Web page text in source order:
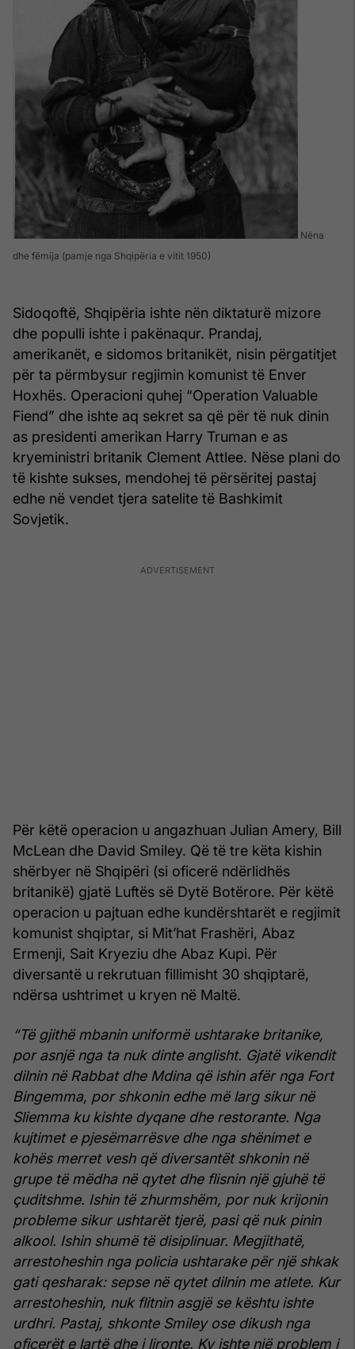
Nëna
dhe fëmija (pamje nga Shqipëria e vitit 1950)
Sidoqoftë, Shqipëria ishte nën diktaturë mizore
dhe populli ishte i pakënaqur. Prandaj,
amerikanët, e sidomos britanikët, nisin përgatitjet
për ta përmbysur regjimin komunist të Enver
Hoxhës. Operacioni quhej “Operation Valuable
Fiend” dhe ishte aq sekret sa që për të nuk dinin
as presidenti amerikan Harry Truman e as
kryeministri britanik Clement Attlee. Nëse plani do
të kishte sukses, mendohej të përsëritej pastaj
edhe në vendet tjera satelite të Bashkimit
Sovjetik.
Për këtë operacion u angazhuan Julian Amery, Bill
McLean dhe David Smiley. Që të tre këta kishin
shërbyer në Shqipëri (si oficerë ndërlidhës
britanikë) gjatë Luftës së Dytë Botërore. Për këtë
operacion u pajtuan edhe kundërshtarët e regjimit
komunist shqiptar, si Mit’hat Frashëri, Abaz
Ermenji, Sait Kryeziu dhe Abaz Kupi. Për
diversantë u rekrutuan fillimisht 30 shqiptarë,
ndërsa ushtrimet u kryen në Maltë.
“Të gjithë mbanin uniformë ushtarake britanike,
por asnjë nga ta nuk dinte anglisht. Gjatë vikendit
dilnin në Rabbat dhe Mdina që ishin afër nga Fort
Bingemma, por shkonin edhe më larg sikur në
Sliemma ku kishte dyqane dhe restorante. Nga
kujtimet e pjesëmarrësve dhe nga shënimet e
kohës merret vesh që diversantët shkonin në
grupe të mëdha në qytet dhe flisnin një gjuhë të
çuditshme. Ishin të zhurmshëm, por nuk krijonin
probleme sikur ushtarët tjerë, pasi që nuk pinin
alkool. Ishin shumë të disiplinuar. Megjithatë,
arrestoheshin nga policia ushtarake për një shkak
gati qesharak: sepse në qytet dilnin me atlete. Kur
arrestoheshin, nuk flitnin asgjë se kështu ishte
urdhri. Pastaj, shkonte Smiley ose dikush nga
oficerët e lartë dhe i lironte. Ky ishte një problem i